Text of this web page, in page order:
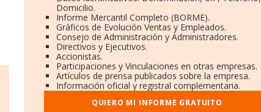
Domicilio.
Informe Mercantil Completo (BORME).
Gráficos de Evolución Ventas y Empleados.
Consejo de Administración y Administradores.
Directivos y Ejecutivos.
Accionistas.
Participaciones y Vinculaciones en otras empresas.
Artículos de prensa publicados sobre la empresa.
Información oficial y registral complementaria.
QUIERO MI INFORME GRATUITO